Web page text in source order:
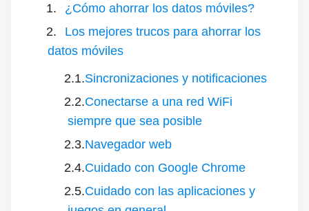
¿Cómo ahorrar los datos móviles?
Los mejores trucos para ahorrar los
datos móviles
Sincronizaciones y notificaciones
Conectarse a una red WiFi
siempre que sea posible
Navegador web
Cuidado con Google Chrome
Cuidado con las aplicaciones y